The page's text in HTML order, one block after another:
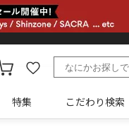
特集 こだわり検索